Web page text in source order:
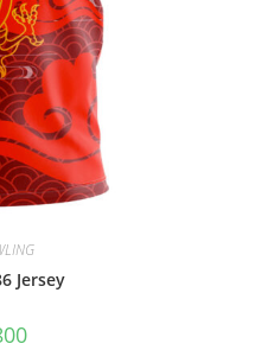
Jersey